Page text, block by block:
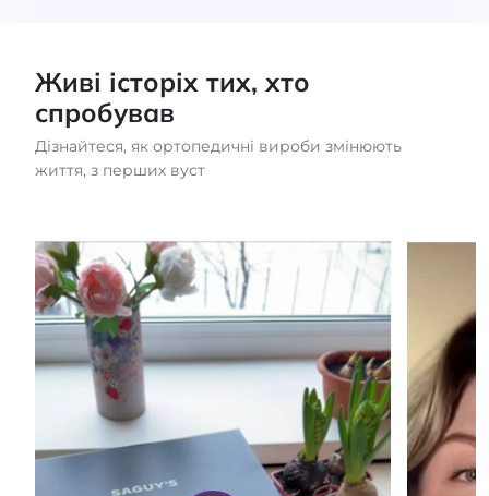
Живі історіх тих, хто
спробував
Дізнайтеся, як ортопедичні вироби змінюють
життя, з перших вуст